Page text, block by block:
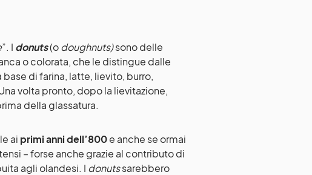
”. I donuts(odoughnuts)sono delle
o colorata, che le distingue dalle
di farina, latte, lievito, burro,
volta pronto, dopo la lievitazione,
della glassatura.
ai primi anni dell’800e anche se ormai
– forse anche grazie al contributo di
agli olandesi. I donutssarebbero